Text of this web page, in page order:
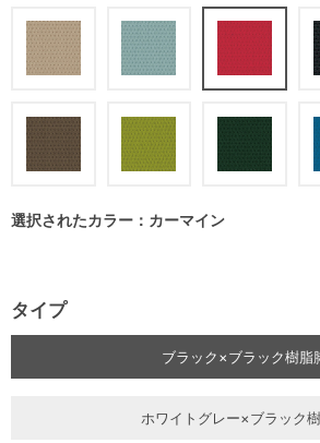
選択されたカラー：カーマイン
タイプ
ブラック×ブラック樹脂
ホワイトグレー×ブラック